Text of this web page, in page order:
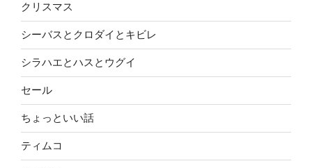
クリスマス
シーバスとクロダイとキビレ
シラハエとハスとウグイ
セール
ちょっといい話
ティムコ